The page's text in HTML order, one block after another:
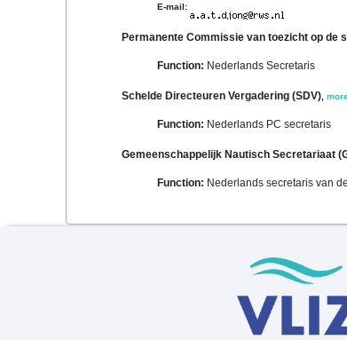
E-mail:
Permanente Commissie van toezicht op de
Function: Nederlands Secretaris
Schelde Directeuren Vergadering (SDV) ,
Function: Nederlands PC secretaris
Gemeenschappelijk Nautisch Secretariaat
Function: Nederlands secretaris van